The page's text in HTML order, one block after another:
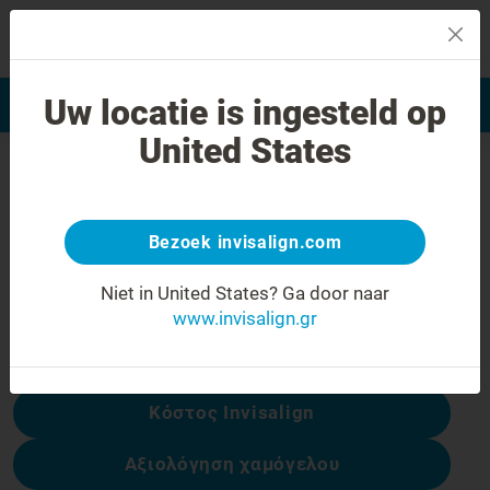
Αξιολόγηση χαμόγελου Εύρεση Ιατρού Invisalign
Σφάλμα 404
Γυρίστε την έκφραση προσώπου
ανάποδα
Αυτή η σελίδα δεν είναι διαθέσιμη, αλλά
Κόστος Invisalign
Αξιολόγηση χαμόγελου
Uw locatie is ingesteld op
United States
Bezoek invisalign.com
Niet in United States? Ga door naar
www.invisalign.gr